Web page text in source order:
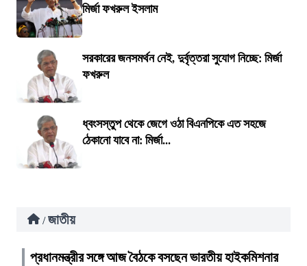
মির্জা ফখরুল ইসলাম
সরকারের জনসমর্থন নেই, দুর্বৃত্তরা সুযোগ নিচ্ছে: মির্জা
ফখরুল
ধ্বংসস্তুপ থেকে জেগে ওঠা বিএনপিকে এত সহজে
ঠেকানো যাবে না: মির্জা...
/ জাতীয়
প্রধানমন্ত্রীর সঙ্গে আজ বৈঠকে বসছেন ভারতীয় হাইকমিশনার